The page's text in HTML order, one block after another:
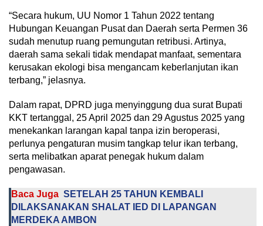
“Secara hukum, UU Nomor 1 Tahun 2022 tentang
Hubungan Keuangan Pusat dan Daerah serta Permen 36
sudah menutup ruang pemungutan retribusi. Artinya,
daerah sama sekali tidak mendapat manfaat, sementara
kerusakan ekologi bisa mengancam keberlanjutan ikan
terbang,” jelasnya.
Dalam rapat, DPRD juga menyinggung dua surat Bupati
KKT tertanggal, 25 April 2025 dan 29 Agustus 2025 yang
menekankan larangan kapal tanpa izin beroperasi,
perlunya pengaturan musim tangkap telur ikan terbang,
serta melibatkan aparat penegak hukum dalam
pengawasan.
Baca Juga SETELAH 25 TAHUN KEMBALI
DILAKSANAKAN SHALAT IED DI LAPANGAN
MERDEKA AMBON